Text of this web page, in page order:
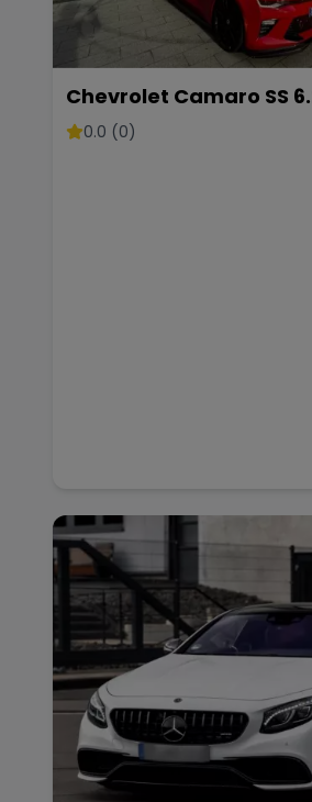
Chevrolet Camaro SS
0.0 (0)